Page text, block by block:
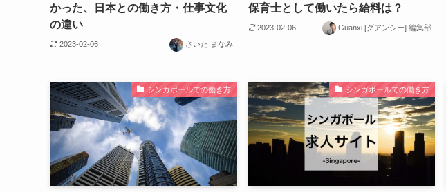
かった、日本との働き方・仕事文化
の違い
2023-02-06 さいた まなみ
保育士として働いたら給料は？
2023-02-06 Guanxi [グアンシー] 編集部
シンガポールでの働き方 シンガポールでの働き方